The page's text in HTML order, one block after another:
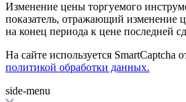
Изменение цены торгуемого
показатель, отражающий изменение
на конец периода к цене последней
На сайте используется SmartCaptcha
политикой обработки данных.
side-menu